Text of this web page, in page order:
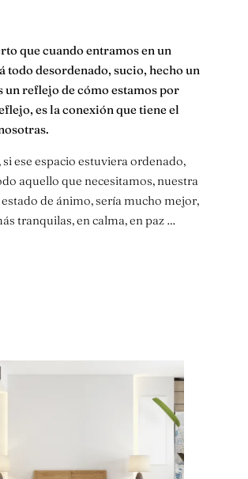
que cuando entramos en un
todo desordenado, sucio, hecho un
un reflejo de cómo estamos por
es la conexión que tiene el
ese espacio estuviera ordenado,
aquello que necesitamos, nuestra
de ánimo, sería mucho mejor,
tranquilas, en calma, en paz …